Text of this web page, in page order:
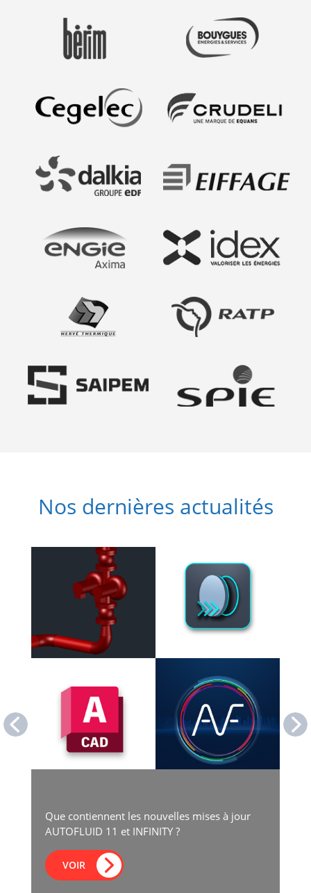
Nos dernières actualités
Que contiennent les nouvelles mises à jour
AUTOFLUID 11 et INFINITY ?
VOIR